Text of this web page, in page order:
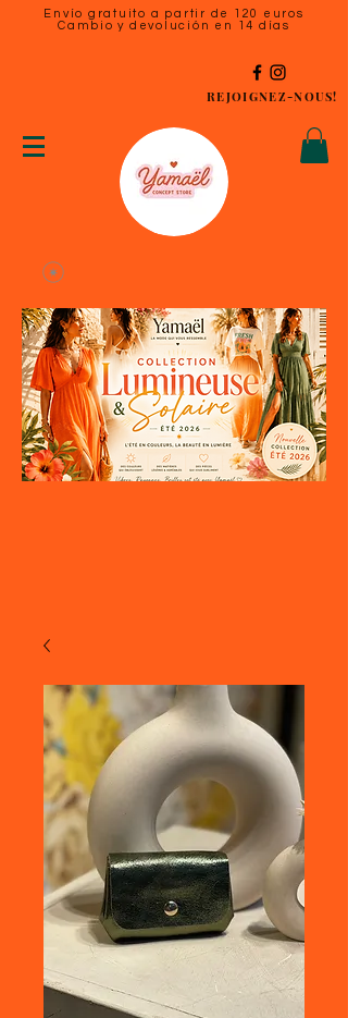
Envío gratuito a partir de 120 euros
Cambio y devolución en 14 días
REJOIGNEZ-NOUS!